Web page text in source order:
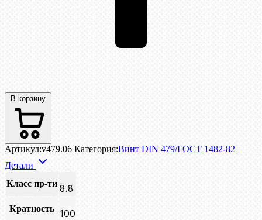
В корзину
Артикул:v479.06 Категория:Винт DIN 479/ГОСТ 1482-82
Детали
Класс пр-ти 8.8
Кратность 100